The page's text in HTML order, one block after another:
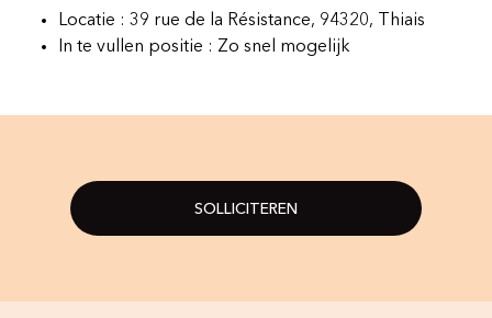
Locatie : 39 rue de la Résistance, 94320, Thiais
In te vullen positie : Zo snel mogelijk
SOLLICITEREN